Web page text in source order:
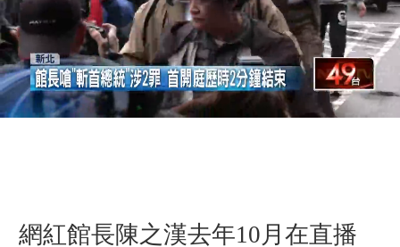
網紅館長陳之漢去年10月在直播